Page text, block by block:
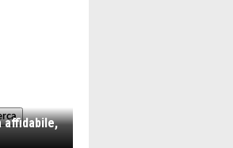
affidabile,